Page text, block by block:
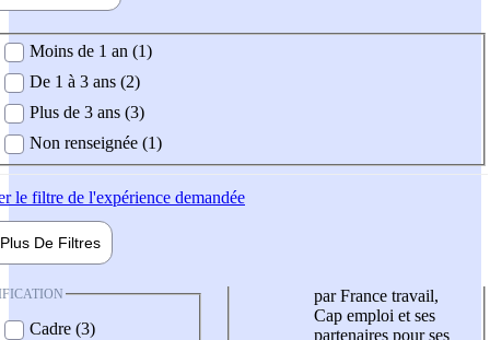
demandée
Moins de 1 an (1)
De 1 à 3 ans (2)
Plus de 3 ans (3)
Non renseignée (1)
le filtre de l'expérience demandée
Plus De Filtres
Cadre (3)
par France travail,
Cap emploi et ses
partenaires pour ses